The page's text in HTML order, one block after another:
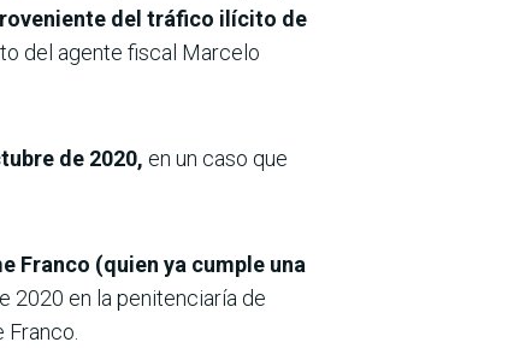
del tráfico ilícito de
del agente fiscal Marcelo
de 2020, en un caso que
Franco (quien ya cumple una
2020 en la penitenciaría de